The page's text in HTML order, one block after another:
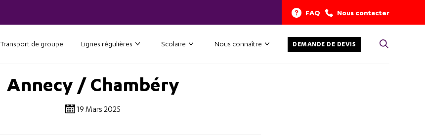
FAQ Nous contacter
Transport de groupe Lignes régulières Scolaire Nous connaître DEMANDE DE DEVIS
Annecy / Chambéry
19 Mars 2025